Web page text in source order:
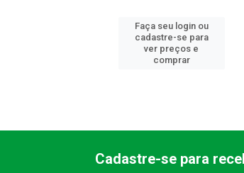
Faça seu login ou
cadastre-se para
ver preços e
comprar
Cadastre-se para